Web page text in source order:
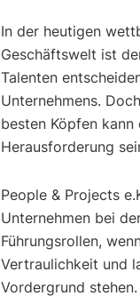
In der heutigen
Geschäftswelt ist
Talenten
Unternehmens.
besten Köpfen kann
Herausforderung
People & Projects
Unternehmen bei
Führungsrollen,
Vertraulichkeit und
Vordergrund